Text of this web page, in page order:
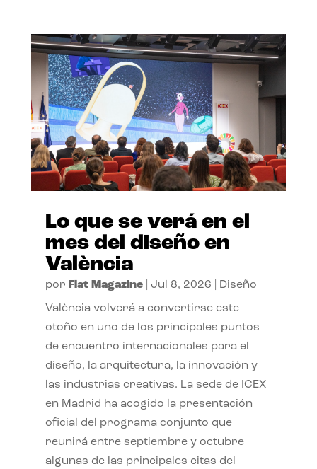
Lo que se verá en el
mes del diseño en
València
por Flat Magazine| Jul 8, 2026 Diseño
València volverá a convertirse este
otoño en uno de los principales puntos
de encuentro internacionales para el
diseño, la arquitectura, la innovación y
las industrias creativas. La sede de ICEX
en Madrid ha acogido la presentación
oficial del programa conjunto que
reunirá entre septiembre y octubre
algunas de las principales citas del